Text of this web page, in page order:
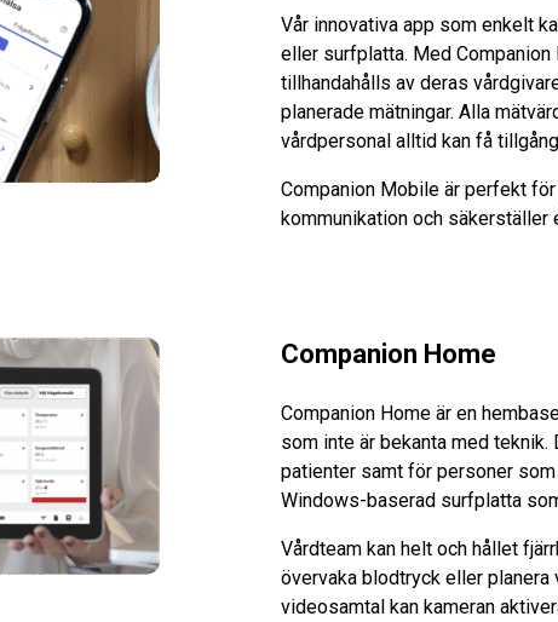
Vår innovativa app som enkelt
eller surfplatta. Med
tillhandahålls av deras
planerade mätningar. Alla
vårdpersonal alltid kan få
Companion Mobile är perfekt
kommunikation och säkerställer
Companion Home
Companion Home är en
som inte är bekanta med
patienter samt för personer
Windows-baserad surfplatta
Vårdteam kan helt och hållet
övervaka blodtryck eller
videosamtal kan kameran